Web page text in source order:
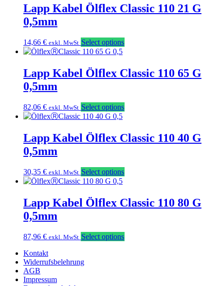
Lapp Kabel Ölflex Classic 110 21 G
0,5mm
14,66 € exkl. MwSt Select options
Lapp Kabel Ölflex Classic 110 65 G
0,5mm
82,06 € exkl. MwSt Select options
Lapp Kabel Ölflex Classic 110 40 G
0,5mm
30,35 € exkl. MwSt Select options
Lapp Kabel Ölflex Classic 110 80 G
0,5mm
87,96 € exkl. MwSt Select options
Kontakt
Widerrufsbelehrung
AGB
Impressum